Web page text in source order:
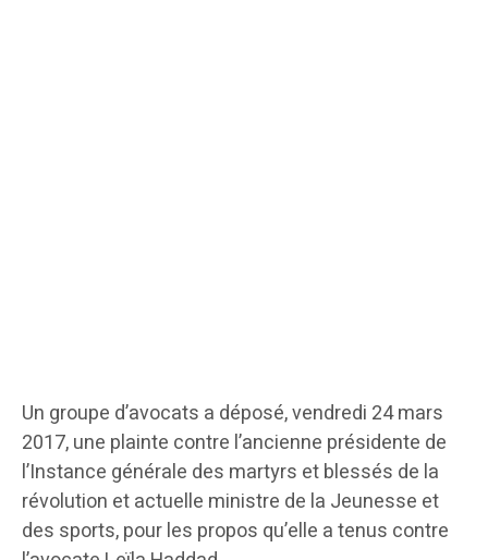
Un groupe d’avocats a déposé, vendredi 24 mars
2017, une plainte contre l’ancienne présidente de
l’Instance générale des martyrs et blessés de la
révolution et actuelle ministre de la Jeunesse et
des sports, pour les propos qu’elle a tenus contre